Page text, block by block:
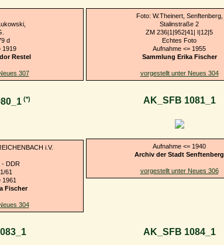
d
1919
Restel
307
Foto: W.Theinert, Senftenberg,
Stalinstraße 2
ZM 236|1|952|41| I|12|5
Echtes Foto
Aufnahme <= 1955
Sammlung Erika Fischer
vorgestellt unter Neues 304
(*)
i.V.
- DDR
61
1961
Fischer
304
AK_SFB 1081_1
Aufnahme <= 1940
Archiv der Stadt Senftenberg
vorgestellt unter Neues 306
AK_SFB 1084_1